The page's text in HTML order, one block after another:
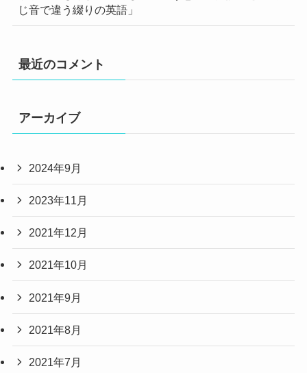
じ音で違う綴りの英語」
最近のコメント
アーカイブ
2024年9月
2023年11月
2021年12月
2021年10月
2021年9月
2021年8月
2021年7月